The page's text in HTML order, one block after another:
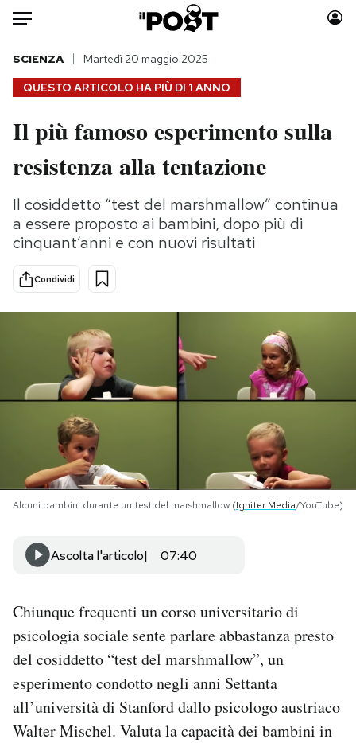
Auto
HOME
Italia
Politica
Tecnologia
Internet
Scienza
Cultura
Economia
Moda
Consumismi
Storie/Idee
Ok Boomer!
Media
PODCAST
NEWSLETTER
I MIEI PREFERITI
SHOP
AREA PERSONALE
Area Personale
Newsletter
Notifiche mobile
QUESTO ARTICOLO HA PIÙ DI 1 ANNO
SCIENZA Martedì 20 maggio 2025
Il più famoso esperimento sulla
resistenza alla tentazione
Il cosiddetto “test del marshmallow” continua
a essere proposto ai bambini, dopo più di
cinquant’anni e con nuovi risultati
Condividi
Alcuni bambini durante un test del marshmallow (Igniter Media/YouTube)
Ascolta l'articolo 07:40
Chiunque frequenti un corso universitario di
psicologia sociale sente parlare abbastanza presto
del cosiddetto “test del marshmallow”, un
esperimento condotto negli anni Settanta
all’università di Stanford dallo psicologo austriaco
Walter Mischel. Valuta la capacità dei bambini in